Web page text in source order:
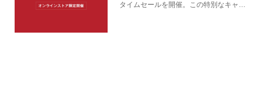
タイムセールを開催。この特別なキャン